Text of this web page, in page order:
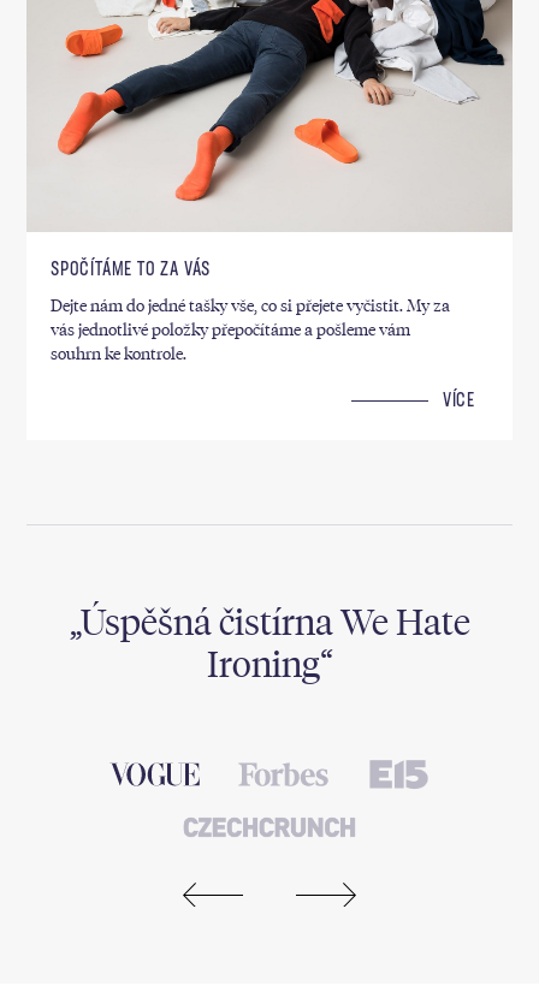
SPOČÍTÁME TO ZA VÁS
Dejte nám do jedné tašky vše, co si přejete vyčistit. My za
vás jednotlivé položky přepočítáme a pošleme vám
souhrn ke kontrole.
VÍCE
Úspěšná čistírna We Hate
Ironing